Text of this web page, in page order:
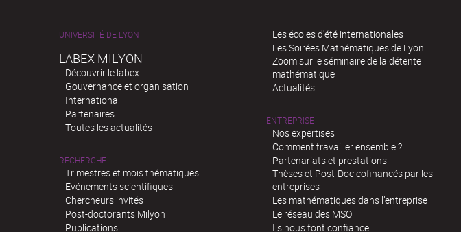
UNIVERSITÉ DE LYON
LABEX MILYON
Découvrir le labex
Gouvernance et organisation
International
Partenaires
Toutes les actualités
RECHERCHE
Trimestres et mois thématiques
Evénements scientifiques
Chercheurs invités
Post-doctorants Milyon
Publications
Les écoles d'été internationales
Les Soirées Mathématiques de Lyon
Zoom sur le séminaire de la détente
mathématique
Actualités
ENTREPRISE
Nos expertises
Comment travailler ensemble ?
Partenariats et prestations
Thèses et Post-Doc cofinancés par les
entreprises
Les mathématiques dans l’entreprise
Le réseau des MSO
Ils nous font confiance